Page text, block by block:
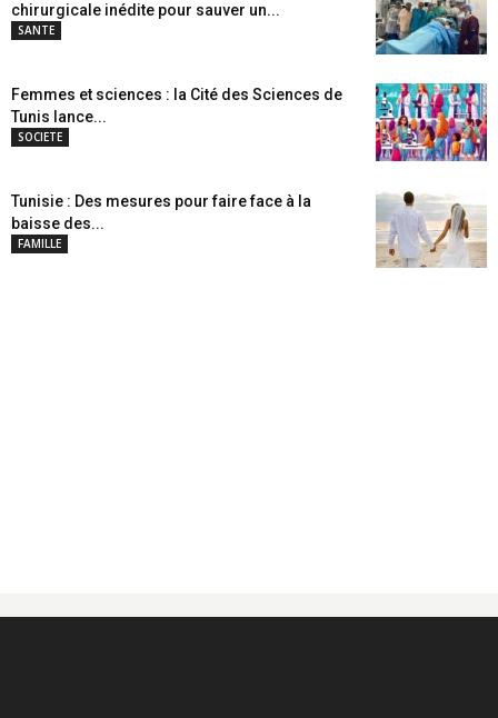
chirurgicale inédite pour sauver un...
SANTE
Femmes et sciences : la Cité des Sciences de
Tunis lance...
SOCIETE
Tunisie : Des mesures pour faire face à la
baisse des...
FAMILLE